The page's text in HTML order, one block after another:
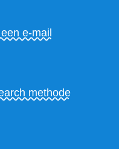
e-mail
methode